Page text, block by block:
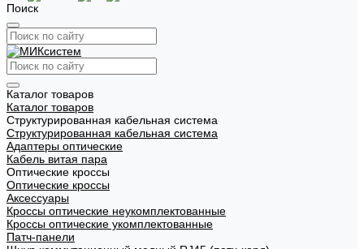
Поиск
Каталог товаров
Каталог товаров
Структурированная кабельная система
Структурированная кабельная система
Адаптеры оптические
Кабель витая пара
Оптические кроссы
Оптические кроссы
Аксессуары
Кроссы оптические неукомплектованные
Кроссы оптические укомплектованные
Патч-панели